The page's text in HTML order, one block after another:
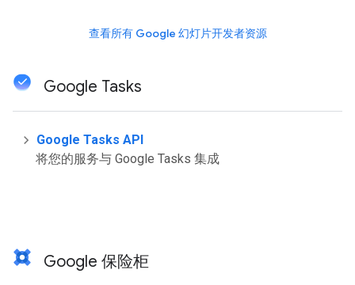
查看所有 Google 幻灯片开发者资源
Google Tasks
Google Tasks API
将您的服务与 Google Tasks 集成
Google 保险柜